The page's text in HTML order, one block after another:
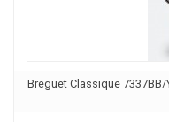
Breguet Classique 7337BB/